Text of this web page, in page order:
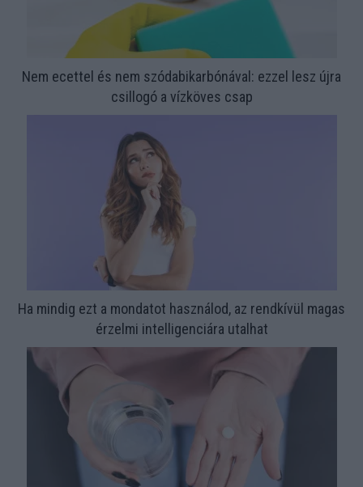
Nem ecettel és nem szódabikarbónával: ezzel lesz újra
csillogó a vízköves csap
Ha mindig ezt a mondatot használod, az rendkívül magas
érzelmi intelligenciára utalhat